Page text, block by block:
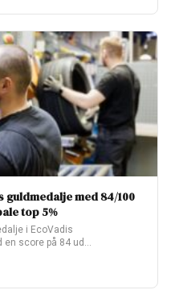
guldmedalje med 84/100
top 5%
i EcoVadis
score på 84 ud…